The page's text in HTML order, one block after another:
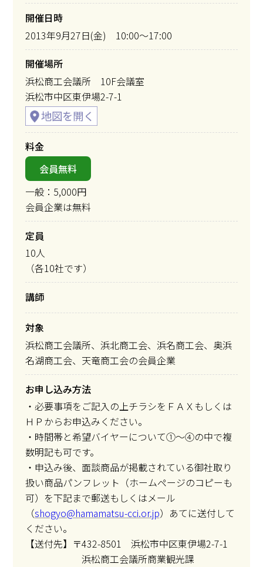
開催日時
2013年9月27日(金) 10:00～17:00
開催場所
浜松商工会議所 10F会議室
浜松市中区東伊場2-7-1
料金
会員無料
一般：5,000円
会員企業は無料
定員
10人
（各10社です）
講師
対象
浜松商工会議所、浜北商工会、浜名商工会、奥浜
名湖商工会、天竜商工会の会員企業
お申し込み方法
・必要事項をご記入の上チラシをＦＡＸもしくは
ＨＰからお申込みください。
・時間帯と希望バイヤーについて①～④の中で複
数明記も可です。
・申込み後、面談商品が掲載されている御社取り
扱い商品パンフレット（ホームページのコピーも
可）を下記まで郵送もしくはメール
（shogyo@hamamatsu-cci.or.jp）あてに送付して
ください。
【送付先】〒432-8501 浜松市中区東伊場2-7-1
浜松商工会議所商業観光課